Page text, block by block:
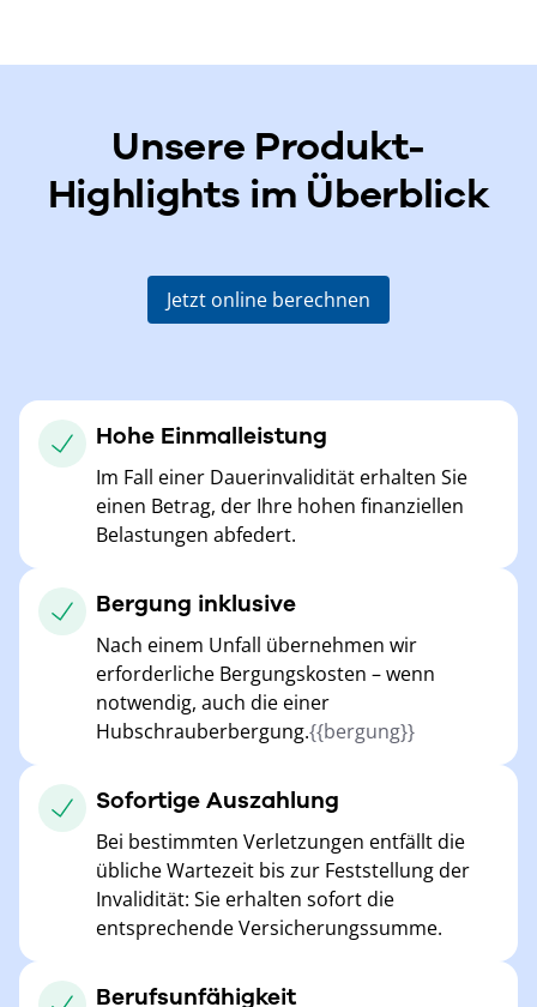
Unsere Produkt-
Highlights im Überblick
Jetzt online berechnen
Hohe Einmalleistung
Im Fall einer Dauerinvalidität erhalten Sie
einen Betrag, der Ihre hohen finanziellen
Belastungen abfedert.
Bergung inklusive
Nach einem Unfall übernehmen wir
erforderliche Bergungskosten – wenn
notwendig, auch die einer
Hubschrauberbergung.{{bergung}}
Sofortige Auszahlung
Bei bestimmten Verletzungen entfällt die
übliche Wartezeit bis zur Feststellung der
Invalidität: Sie erhalten sofort die
entsprechende Versicherungssumme.
Berufsunfähigkeit